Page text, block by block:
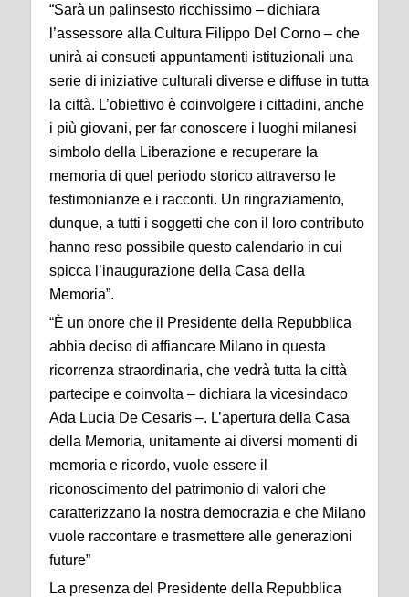
“Sarà un palinsesto ricchissimo – dichiara
l’assessore alla Cultura Filippo Del Corno – che
unirà ai consueti appuntamenti istituzionali una
serie di iniziative culturali diverse e diffuse in tutta
la città. L’obiettivo è coinvolgere i cittadini, anche
i più giovani, per far conoscere i luoghi milanesi
simbolo della Liberazione e recuperare la
memoria di quel periodo storico attraverso le
testimonianze e i racconti. Un ringraziamento,
dunque, a tutti i soggetti che con il loro contributo
hanno reso possibile questo calendario in cui
spicca l’inaugurazione della Casa della
Memoria”.
“È un onore che il Presidente della Repubblica
abbia deciso di affiancare Milano in questa
ricorrenza straordinaria, che vedrà tutta la città
partecipe e coinvolta – dichiara la vicesindaco
Ada Lucia De Cesaris –. L’apertura della Casa
della Memoria, unitamente ai diversi momenti di
memoria e ricordo, vuole essere il
riconoscimento del patrimonio di valori che
caratterizzano la nostra democrazia e che Milano
vuole raccontare e trasmettere alle generazioni
future”
La presenza del Presidente della Repubblica